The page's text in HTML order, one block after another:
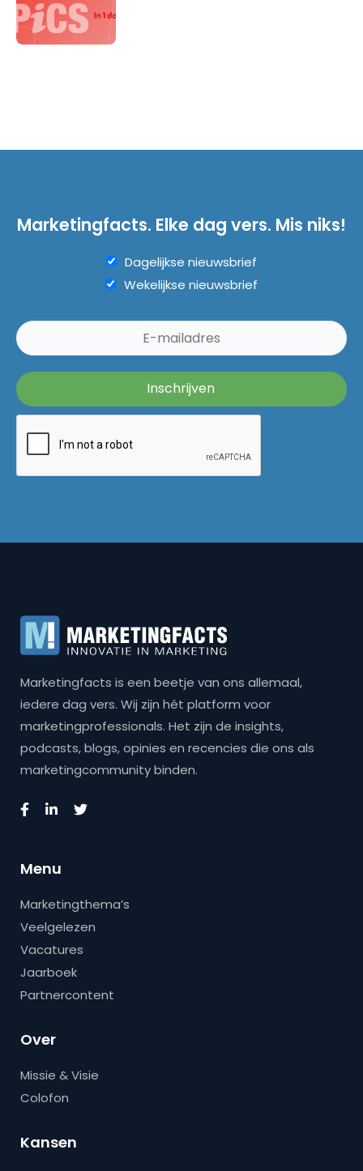
Marketingfacts. Elke dag vers. Mis niks!
Dagelijkse nieuwsbrief
Wekelijkse nieuwsbrief
Marketingfacts is een beetje van ons allemaal,
iedere dag vers. Wij zijn hét platform voor
marketingprofessionals. Het zijn de insights,
podcasts, blogs, opinies en recencies die ons als
marketingcommunity binden.
Menu
Marketingthema’s
Veelgelezen
Vacatures
Jaarboek
Partnercontent
Over
Missie & Visie
Colofon
Kansen